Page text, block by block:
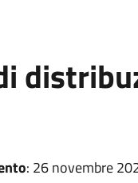
: 26 novembre